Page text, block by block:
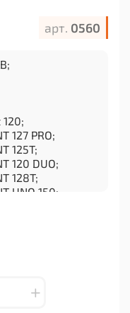
арт. 0560
127 PRO;
125T;
120 DUO;
128T;
UNO 150;
GT PRO;
UNO 120;
T1;
120T.
для